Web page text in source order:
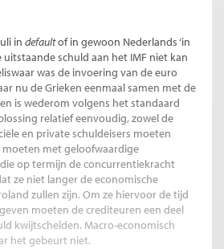
in defaultof in gewoon Nederlands ‘in
schuld aan het IMF niet kan
was de invoering van de euro
nu de Grieken eenmaal samen met de
is wederom volgens het standaard
relatief eenvoudig, zowel de
en private schuldeisers moeten
moeten met geloofwaardige
op termijn de concurrentiekracht
ze niet langer de economische
zullen zijn. Om ze hiervoor de tijd
moeten de crediteuren een deel
kwijtschelden. Macro-economisch
het gebeurt niet.